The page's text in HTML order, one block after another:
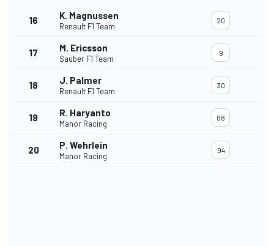
16 K. Magnussen
Renault F1 Team
20
17 M. Ericsson
Sauber F1 Team
9
18 J. Palmer
Renault F1 Team
30
19 R. Haryanto
Manor Racing
88
20 P. Wehrlein
Manor Racing
94